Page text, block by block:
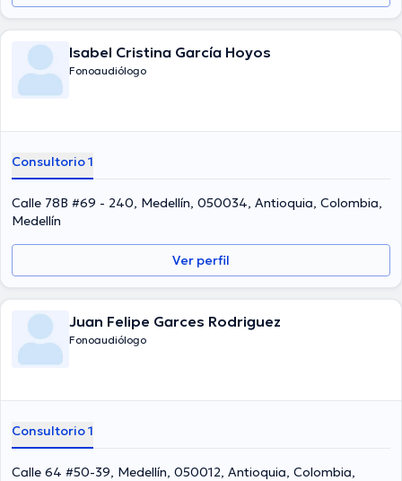
Isabel Cristina García Hoyos
Fonoaudiólogo
Consultorio 1
Calle 78B #69 - 240, Medellín, 050034, Antioquia, Colombia,
Medellín
Ver perfil
Juan Felipe Garces Rodriguez
Fonoaudiólogo
Consultorio 1
Calle 64 #50-39, Medellín, 050012, Antioquia, Colombia,